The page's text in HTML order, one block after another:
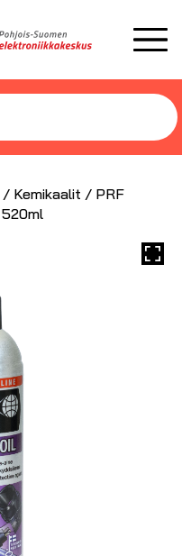
/ Kemikaalit / PRF